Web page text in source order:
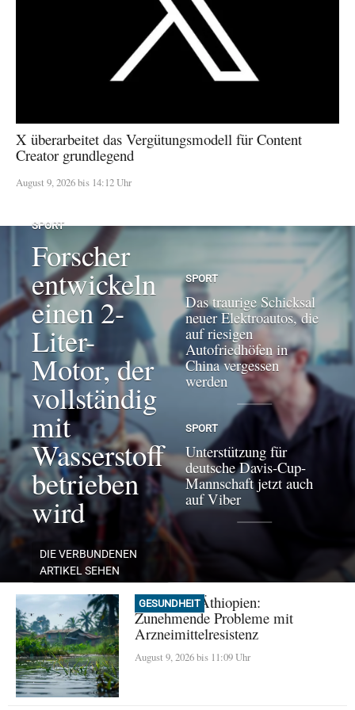
X überarbeitet das Vergütungsmodell für Content
Creator grundlegend
August 9, 2026 bis 14:12 Uhr
SPORT
Forscher
entwickeln
einen 2-
Liter-
Motor, der
vollständig
mit
Wasserstoff
betrieben
wird
DIE VERBUNDENEN
ARTIKEL SEHEN
SPORT
Das traurige Schicksal
neuer Elektroautos, die
auf riesigen
Autofriedhöfen in
China vergessen
werden
SPORT
Unterstützung für
deutsche Davis-Cup-
Mannschaft jetzt auch
auf Viber
GESUNDHEIT
Malaria in Äthiopien:
Zunehmende Probleme mit
Arzneimittelresistenz
August 9, 2026 bis 11:09 Uhr